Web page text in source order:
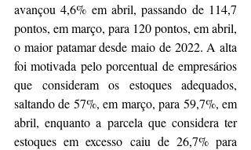
avançou 4,6% em abril, passando de 114,7
pontos, em março, para 120 pontos, em abril,
o maior patamar desde maio de 2022. A alta
foi motivada pelo porcentual de empresários
que consideram os estoques adequados,
saltando de 57%, em março, para 59,7%, em
abril, enquanto a parcela que considera ter
estoques em excesso caiu de 26,7% para